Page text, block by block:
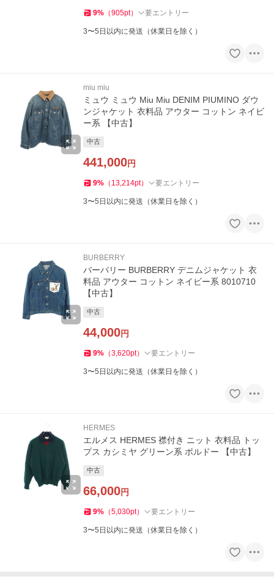
9% （905pt） 要エントリー
3〜5日以内に発送（休業日を除く）
miu miu
ミュウ ミュウ Miu Miu DENIM PIUMINO ダウ
ンジャケット 衣料品 アウター コットン ネイビ
ー系 【中古】
中古
441,000円
9% （ 13,214pt） 要エントリー
3〜5日以内に発送（休業日を除く）
BURBERRY
バーバリー BURBERRY デニムジャケット 衣
料品 アウター コットン ネイビー系 8010710
【中古】
中古
44,000円
9% （3,620pt） 要エントリー
3〜5日以内に発送（休業日を除く）
HERMES
エルメス HERMES 襟付き ニット 衣料品 トッ
プス カシミヤ グリーン系 ボルドー 【中古】
中古
66,000円
9% （5,030pt） 要エントリー
3〜5日以内に発送（休業日を除く）